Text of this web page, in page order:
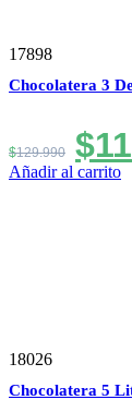
17898
Chocolatera 3
$129.990 El
$
Añadir al carrito
18026
Chocolatera 5